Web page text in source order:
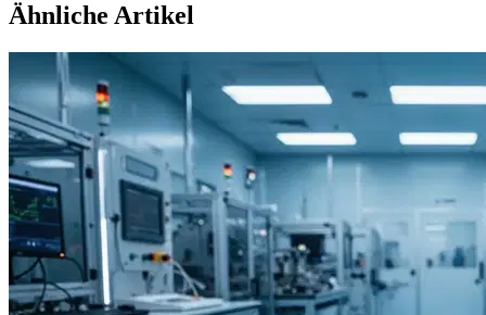
Ähnliche Artikel